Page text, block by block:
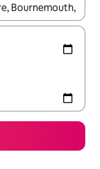
或通过点击或滑动手势